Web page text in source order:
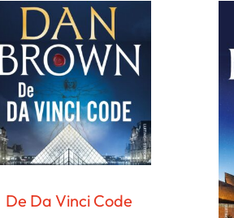
De Da Vinci Code